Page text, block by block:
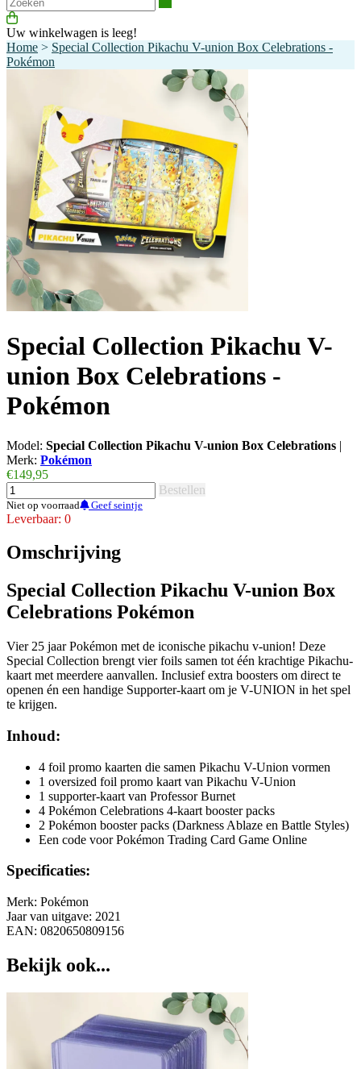
Uw winkelwagen is leeg!
Home > Special Collection Pikachu V-union Box Celebrations -
Pokémon
Special Collection Pikachu V-
union Box Celebrations -
Pokémon
Model: Special Collection Pikachu V-union Box Celebrations |
Merk: Pokémon
€149,95
Bestellen
Niet op voorraad Geef seintje
Leverbaar: 0
Omschrijving
Special Collection Pikachu V-union Box
Celebrations Pokémon
Vier 25 jaar Pokémon met de iconische pikachu v-union! Deze
Special Collection brengt vier foils samen tot één krachtige Pikachu-
kaart met meerdere aanvallen. Inclusief extra boosters om direct te
openen én een handige Supporter-kaart om je V-UNION in het spel
te krijgen.
Inhoud:
4 foil promo kaarten die samen Pikachu V-Union vormen
1 oversized foil promo kaart van Pikachu V-Union
1 supporter-kaart van Professor Burnet
4 Pokémon Celebrations 4-kaart booster packs
2 Pokémon booster packs (Darkness Ablaze en Battle Styles)
Een code voor Pokémon Trading Card Game Online
Specificaties:
Merk: Pokémon
Jaar van uitgave: 2021
EAN: 0820650809156
Bekijk ook...